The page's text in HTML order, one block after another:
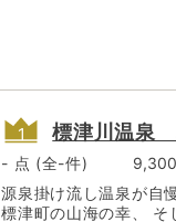
標津川温泉
- 点 (全-件) 9,300
源泉掛け流し温泉が自
標津町の山海の幸、 そ